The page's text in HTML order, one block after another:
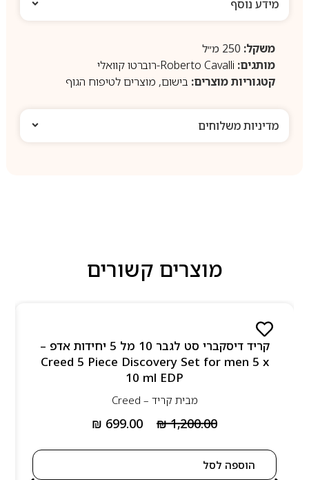
מידע נוסף
משקל:250 מ״ל
מותגים: Roberto Cavalli-רוברטו קוואלי
קטגוריות מוצרים: בישום, מוצרים לטיפוח הגוף
מדיניות משלוחים
מוצרים קשורים
קריד דיסקברי סט לגבר 10 מל 5 יחידות אדפ –
Creed 5 Piece Discovery Set for men 5 x
10 ml EDP
מבית קריד – Creed
₪1,200.00
₪ 699.00
הוספה לסל